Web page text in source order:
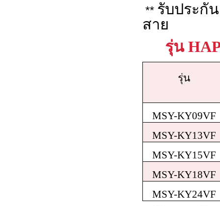
** รับประกั
สาย
รุ่น
รุ่น
MSY-KY09VF
MSY-KY13VF
MSY-KY15VF
MSY-KY18VF
MSY-KY24VF